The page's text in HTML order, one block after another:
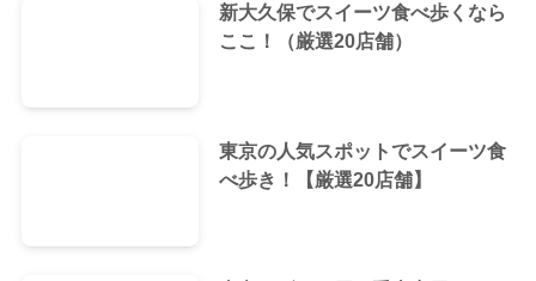
新大久保でスイーツ食べ歩くなら
ここ！（厳選20店舗）
東京の人気スポットでスイーツ食
べ歩き！【厳選20店舗】